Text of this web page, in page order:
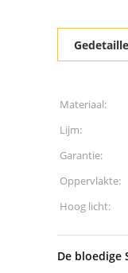
Materiaal:
Lijm:
Garantie:
Oppervlakte:
Hoog licht:
De bloedige